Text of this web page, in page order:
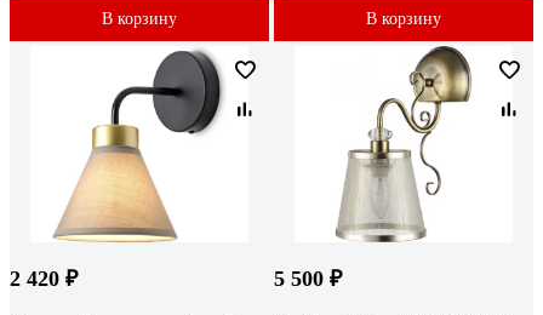
В корзину В корзину
2 420 ₽ 5 500 ₽